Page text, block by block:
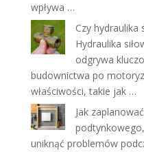
wpływa …
Czy hydraulika
Hydraulika
odgrywa
budownictwa po
właściwości, takie jak …
Jak
uniknąć problemów